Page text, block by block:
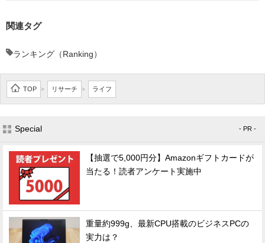
関連タグ
ランキング（Ranking）
TOP > リサーチ > ライフ
Special - PR -
【抽選で5,000円分】Amazonギフトカードが
当たる！読者アンケート実施中
重量約999g、最新CPU搭載のビジネスPCの
実力は？